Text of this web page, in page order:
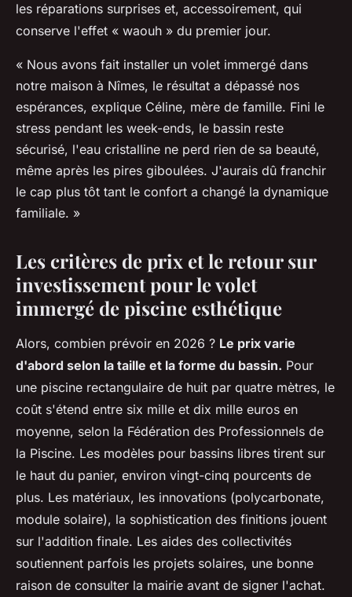
les réparations surprises et, accessoirement, qui
conserve l'effet « waouh » du premier jour.
« Nous avons fait installer un volet immergé dans
notre maison à Nîmes, le résultat a dépassé nos
espérances, explique Céline, mère de famille. Fini le
stress pendant les week-ends, le bassin reste
sécurisé, l'eau cristalline ne perd rien de sa beauté,
même après les pires giboulées. J'aurais dû franchir
le cap plus tôt tant le confort a changé la dynamique
familiale. »
Les critères de prix et le retour sur
investissement pour le volet
immergé de piscine esthétique
Alors, combien prévoir en 2026 ? Le prix varie
d'abord selon la taille et la forme du bassin. Pour
une piscine rectangulaire de huit par quatre mètres, le
coût s'étend entre six mille et dix mille euros en
moyenne, selon la Fédération des Professionnels de
la Piscine. Les modèles pour bassins libres tirent sur
le haut du panier, environ vingt-cinq pourcents de
plus. Les matériaux, les innovations (polycarbonate,
module solaire), la sophistication des finitions jouent
sur l'addition finale. Les aides des collectivités
soutiennent parfois les projets solaires, une bonne
raison de consulter la mairie avant de signer l'achat.